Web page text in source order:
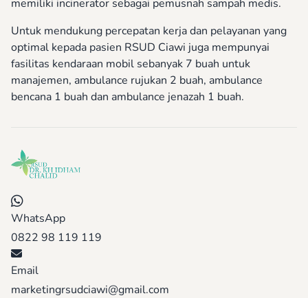
memiliki incinerator sebagai pemusnah sampah medis.
Untuk mendukung percepatan kerja dan pelayanan yang
optimal kepada pasien RSUD Ciawi juga mempunyai
fasilitas kendaraan mobil sebanyak 7 buah untuk
manajemen, ambulance rujukan 2 buah, ambulance
bencana 1 buah dan ambulance jenazah 1 buah.
WhatsApp
0822 98 119 119
Email
marketingrsudciawi@gmail.com